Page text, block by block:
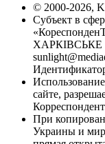
© 2000-2026,
Субъект в
ХАРКІВСЬКЕ
сайте,
При
Украины и